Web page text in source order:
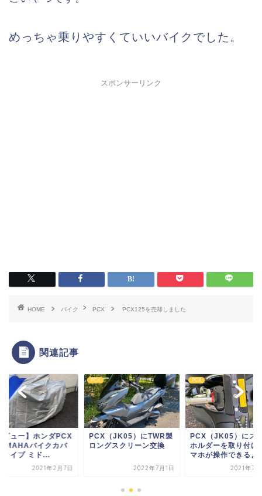
めっちゃ乗りやすくていいバイクでした。
スポンサーリンク
HOME バイク PCX PCX125を売却しました
関連記事
ビュー】ホンダPCX
バイクカバ
タイプ ミド...
2021年2月7日
PCX
PCX（JK05）にTWR製
ロングスクリーン交換
2022年7月1日
PCX
PCX（JK05）にス
ホルダーを取り付け
マホが操作できるよ
2021年7